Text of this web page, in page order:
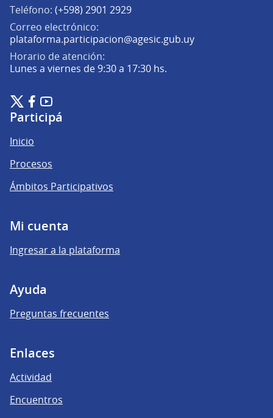
Teléfono: (+598) 2901 2929
Correo electrónico:
plataforma.participacion@agesic.gub.uy(Abrir en una
Horario de atención:
Lunes a viernes de 9:30 a 17:30 hs.
Plataforma de Participación Ciudadana Digital en X
(Enlace externo)
Plataforma de Participación Ciudadana Digital en Facebook
(Enlace externo)
Plataforma de Participación Ciudadana Digital en
(Enlace externo)
Participá
Inicio
Procesos
Ámbitos Participativos
Mi cuenta
Ingresar a la plataforma
Ayuda
Preguntas frecuentes
Enlaces
Actividad
Encuentros